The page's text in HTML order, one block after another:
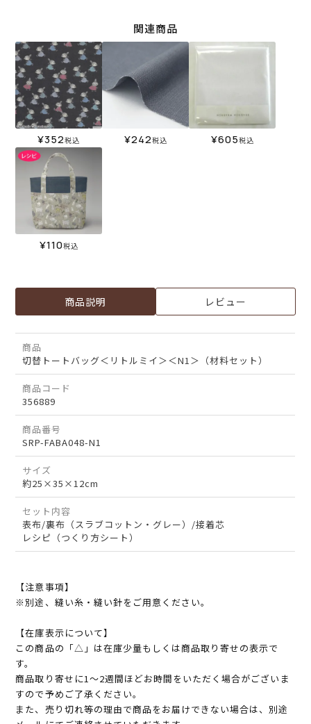
関連商品
¥352税込 ¥242税込 ¥605税込
¥110税込
商品説明 レビュー
商品
切替トートバッグ＜リトルミイ＞＜N1＞（材料セット）
商品コード
356889
商品番号
SRP-FABA048-N1
サイズ
約25×35×12cm
セット内容
表布/裏布（スラブコットン・グレー）/接着芯
レシピ（つくり方シート）
【注意事項】
※別途、縫い糸・縫い針をご用意ください。
【在庫表示について】
この商品の「△」は在庫少量もしくは商品取り寄せの表示で
す。
商品取り寄せに1～2週間ほどお時間をいただく場合がございま
すので予めご了承ください。
また、売り切れ等の理由で商品をお届けできない場合は、別途